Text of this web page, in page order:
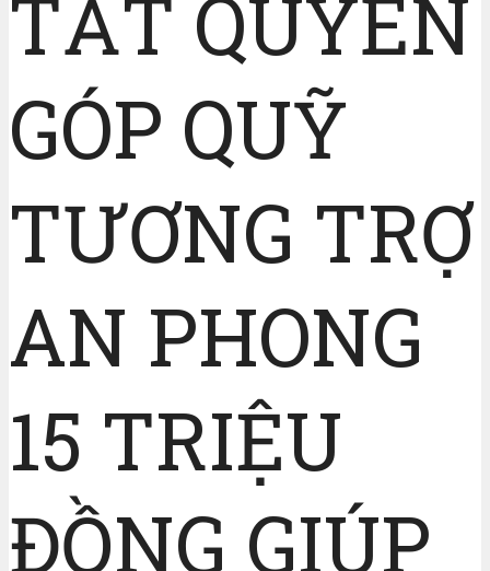
TẤT QUYÊN
GÓP QUỸ
TƯƠNG TRỢ
AN PHONG
15 TRIỆU
ĐỒNG GIÚP